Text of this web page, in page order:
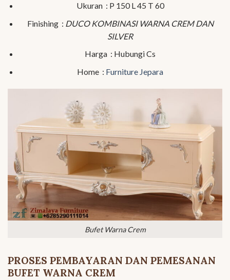
Ukuran : P 150 L 45 T 60
Finishing : DUCO KOMBINASI WARNA CREM DAN
SILVER
Harga : Hubungi Cs
Home : Furniture Jepara
Bufet Warna Crem
PROSES PEMBAYARAN DAN PEMESANAN
BUFET WARNA CREM